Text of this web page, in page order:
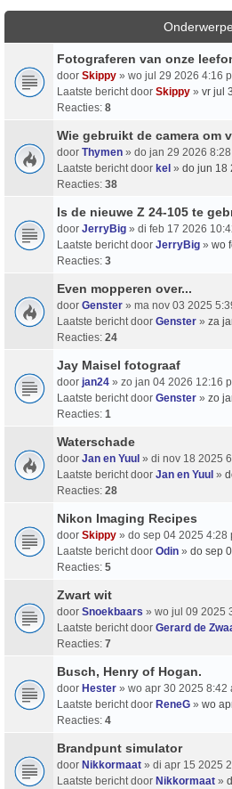
Fotograferen van onze
door Skippy » wo jul 29 2026 4:16
Laatste bericht door Skippy » vr jul
Reacties: 8
Wie gebruikt de camera om
door Thymen » do jan 29 2026
Laatste bericht door kel » do jun 18
Reacties: 38
Is de nieuwe Z 24-105 te
door JerryBig » di feb 17 2026
Laatste bericht door JerryBig » wo
Reacties: 3
Even mopperen over...
door Genster » ma nov 03 2025
Laatste bericht door Genster » za
Reacties: 24
Jay Maisel fotograaf
door jan24 » zo jan 04 2026 12:16
Laatste bericht door Genster » zo
Reacties: 1
Waterschade
door Jan en Yuul » di nov 18 2025
Laatste bericht door Jan en Yuul »
Reacties: 28
Nikon Imaging Recipes
door Skippy » do sep 04 2025 4:28
Laatste bericht door Odin » do sep
Reacties: 5
Zwart wit
door Snoekbaars » wo jul 09 2025
Laatste bericht door Gerard de
Reacties: 7
Busch, Henry of Hogan.
door Hester » wo apr 30 2025 8:42
Laatste bericht door ReneG » wo
Reacties: 4
Brandpunt simulator
door Nikkormaat » di apr 15 2025
Laatste bericht door Nikkormaat »